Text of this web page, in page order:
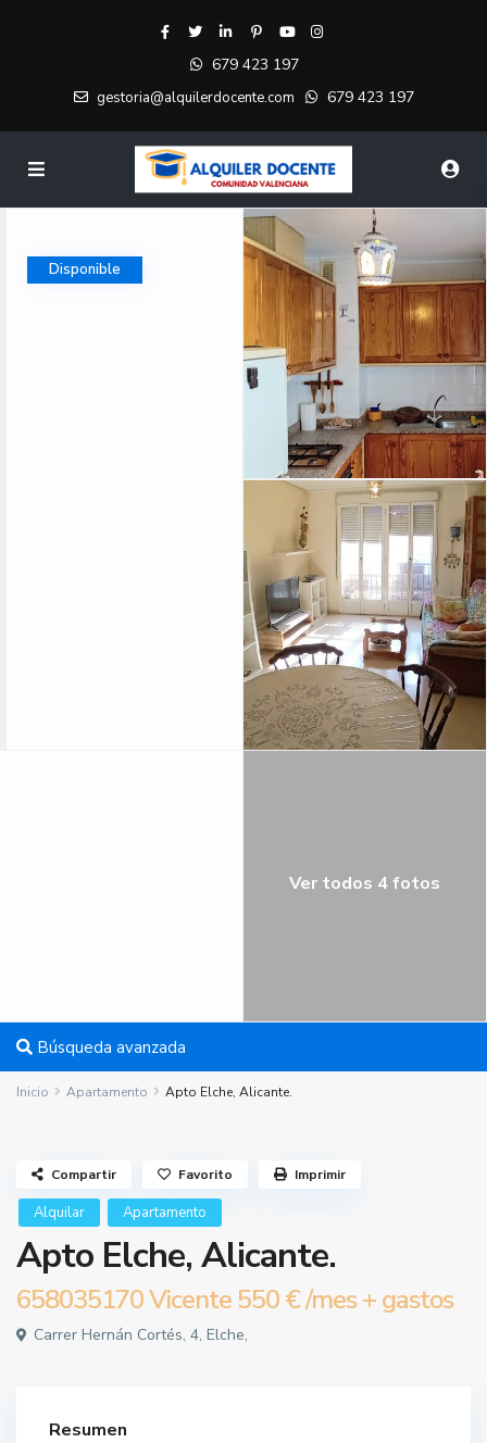
679 423 197
gestoria@alquilerdocente.com 679 423 197
Disponible
Ver todos 4 fotos
Búsqueda avanzada
Inicio Apartamento Apto Elche, Alicante.
Alquilar Apartamento
Apto Elche, Alicante.
658035170 Vicente550 €/mes + gastos
Carrer Hernán Cortés, 4, Elche,
Compartir Favorito Imprimir
Resumen